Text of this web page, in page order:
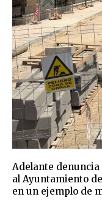
Adelante denuncia
al Ayuntamiento
en un ejemplo de